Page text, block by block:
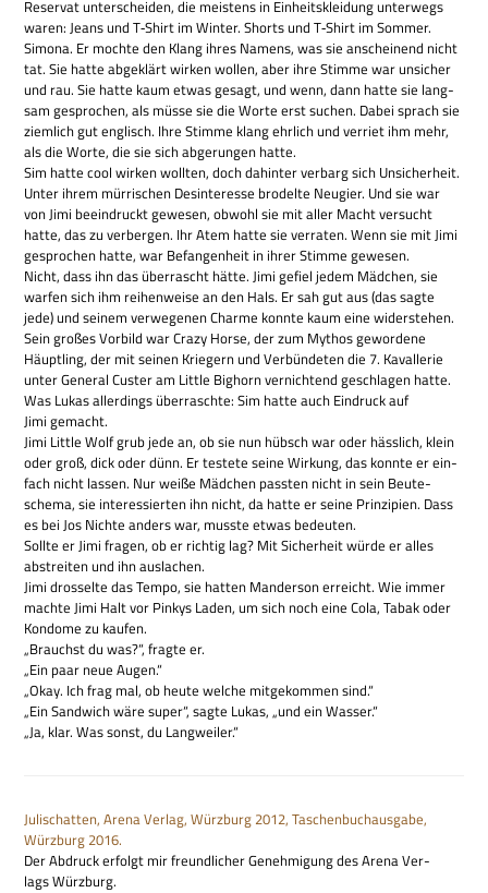
Reser­vat unter­schei­den, die mei­stens in Ein­heits­klei­dung unter­wegs
waren: Jeans und T‑Shirt im Win­ter. Shorts und T‑Shirt im Sommer.
Simona. Er mochte den Klang ihres Namens, was sie anschei­nend nicht
tat. Sie hatte abge­klärt wir­ken wol­len, aber ihre Stimme war unsi­cher
und rau. Sie hatte kaum etwas gesagt, und wenn, dann hatte sie lang­
sam gespro­chen, als müsse sie die Worte erst suchen. Dabei sprach sie
ziem­lich gut eng­lisch. Ihre Stimme klang ehr­lich und ver­riet ihm mehr,
als die Worte, die sie sich abge­run­gen hatte.
Sim hatte cool wir­ken woll­ten, doch dahin­ter ver­barg sich Unsi­cher­heit.
Unter ihrem mür­ri­schen Des­in­ter­esse bro­delte Neu­gier. Und sie war
von Jimi beein­druckt gewe­sen, obwohl sie mit aller Macht ver­sucht
hatte, das zu ver­ber­gen. Ihr Atem hatte sie ver­ra­ten. Wenn sie mit Jimi
gespro­chen hatte, war Befan­gen­heit in ihrer Stimme gewesen.
Nicht, dass ihn das über­rascht hätte. Jimi gefiel jedem Mäd­chen, sie
war­fen sich ihm rei­hen­weise an den Hals. Er sah gut aus (das sagte
jede) und sei­nem ver­we­ge­nen Charme konnte kaum eine wider­ste­hen.
Sein gro­ßes Vor­bild war Crazy Horse, der zum Mythos gewor­dene
Häupt­ling, der mit sei­nen Krie­gern und Ver­bün­de­ten die 7. Kaval­le­rie
unter Gene­ral Cus­ter am Little Big­horn ver­nich­tend geschla­gen hatte.
Was Lukas aller­dings über­raschte: Sim hatte auch Ein­druck auf
Jimi gemacht.
Jimi Little Wolf grub jede an, ob sie nun hübsch war oder häss­lich, klein
oder groß, dick oder dünn. Er testete seine Wir­kung, das konnte er ein­
fach nicht las­sen. Nur weiße Mäd­chen pass­ten nicht in sein Beu­te­
schema, sie inter­es­sier­ten ihn nicht, da hatte er seine Prin­zi­pien. Dass
es bei Jos Nichte anders war, musste etwas bedeuten.
Sollte er Jimi fra­gen, ob er rich­tig lag? Mit Sicher­heit würde er alles
abstrei­ten und ihn auslachen.
Jimi dros­selte das Tempo, sie hat­ten Man­der­son erreicht. Wie immer
machte Jimi Halt vor Pin­kys Laden, um sich noch eine Cola, Tabak oder
Kon­dome zu kaufen.
„Brauchst du was?“, fragte er.
„Ein paar neue Augen.“
„Okay. Ich frag mal, ob heute wel­che mit­ge­kom­men sind.“
„Ein Sand­wich wäre super“, sagte Lukas, „und ein Wasser.“
„Ja, klar. Was sonst, du Langweiler.“
Juli­schat­ten, Arena Ver­lag, Würz­burg 2012, Taschen­buch­aus­gabe,
Würz­burg 2016.
Der Abdruck erfolgt mir freund­li­cher Geneh­mi­gung des Arena Ver­
lags Würzburg.